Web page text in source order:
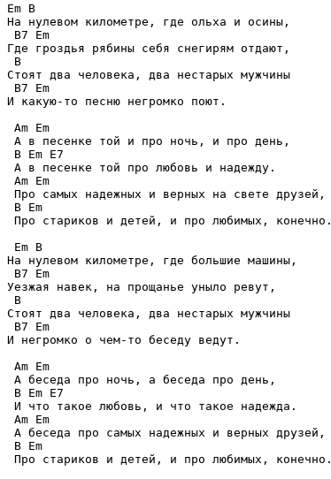
Em B
На нулевом километре, где ольха и осины,
B7 Em
Где гроздья рябины себя снегирям отдают,
B
Стоят два человека, два нестарых мужчины
B7 Em
И какую-то песню негромко поют.
Am Em
А в песенке той и про ночь, и про день,
B Em E7
А в песенке той про любовь и надежду.
Am Em
Про самых надежных и верных на свете друзей,
B Em
Про стариков и детей, и про любимых, конечно.
Em B
На нулевом километре, где большие машины,
B7 Em
Уезжая навек, на прощанье уныло ревут,
B
Стоят два человека, два нестарых мужчины
B7 Em
И негромко о чем-то беседу ведут.
Am Em
А беседа про ночь, а беседа про день,
B Em E7
И что такое любовь, и что такое надежда.
Am Em
А беседа про самых надежных и верных друзей,
B Em
Про стариков и детей, и про любимых, конечно.